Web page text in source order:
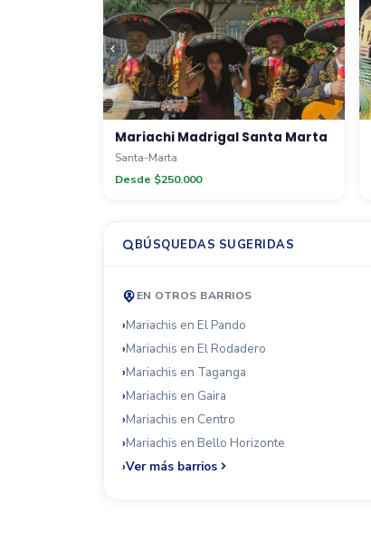
Mariachi Madrigal Santa Marta
Santa-Marta
Desde $250.000
BÚSQUEDAS SUGERIDAS
EN OTROS BARRIOS
Mariachis en El Pando
Mariachis en El Rodadero
Mariachis en Taganga
Mariachis en Gaira
Mariachis en Centro
Mariachis en Bello Horizonte
Ver más barrios